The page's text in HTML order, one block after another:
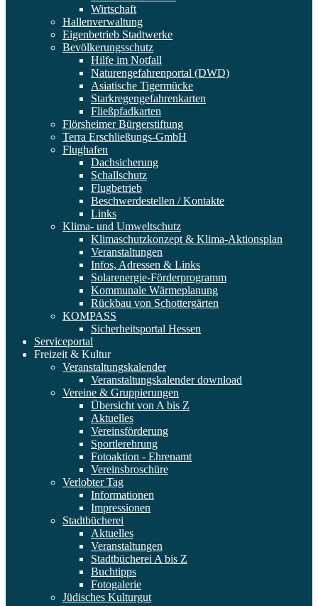
Wirtschaft
Hallenverwaltung
Eigenbetrieb Stadtwerke
Bevölkerungsschutz
Hilfe im Notfall
Naturengefahrenportal (DWD)
Asiatische Tigermücke
Starkregengefahrenkarten
Fließpfadkarten
Flörsheimer Bürgerstiftung
Terra Erschließungs-GmbH
Flughafen
Dachsicherung
Schallschutz
Flugbetrieb
Beschwerdestellen / Kontakte
Links
Klima- und Umweltschutz
Klimaschutzkonzept & Klima-Aktionsplan
Veranstaltungen
Infos, Adressen & Links
Solarenergie-Förderprogramm
Kommunale Wärmeplanung
Rückbau von Schottergärten
KOMPASS
Sicherheitsportal Hessen
Serviceportal
Freizeit & Kultur
Veranstaltungskalender
Veranstaltungskalender download
Vereine & Gruppierungen
Übersicht von A bis Z
Aktuelles
Vereinsförderung
Sportlerehrung
Fotoaktion - Ehrenamt
Vereinsbroschüre
Verlobter Tag
Informationen
Impressionen
Stadtbücherei
Aktuelles
Veranstaltungen
Stadtbücherei A bis Z
Buchtipps
Fotogalerie
Jüdisches Kulturgut